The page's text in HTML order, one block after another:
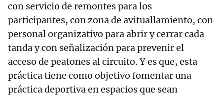
con servicio de remontes para los
participantes, con zona de avituallamiento, con
personal organizativo para abrir y cerrar cada
tanda y con señalización para prevenir el
acceso de peatones al circuito. Y es que, esta
práctica tiene como objetivo fomentar una
práctica deportiva en espacios que sean